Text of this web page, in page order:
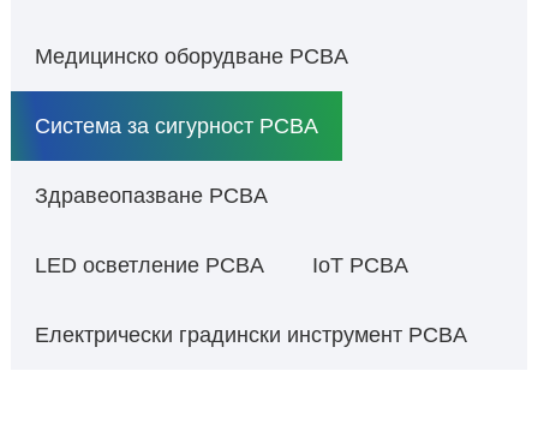
Медицинско оборудване PCBA
Система за сигурност PCBA
Здравеопазване PCBA
LED осветление PCBA IoT PCBA
Електрически градински инструмент PCBA